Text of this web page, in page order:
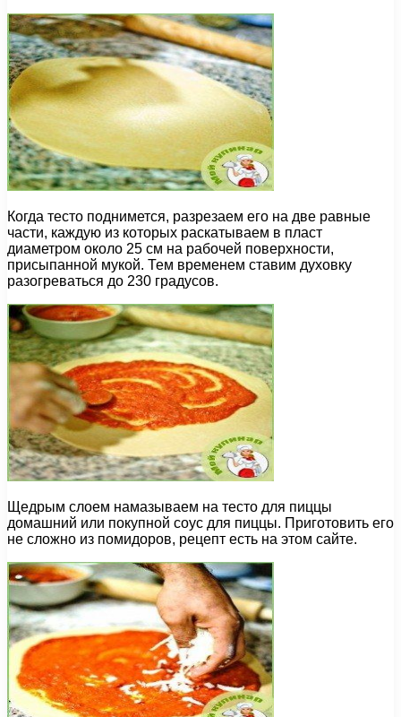
Когда тесто поднимется, разрезаем его на две равные
части, каждую из которых раскатываем в пласт
диаметром около 25 см на рабочей поверхности,
присыпанной мукой. Тем временем ставим духовку
разогреваться до 230 градусов.
Щедрым слоем намазываем на тесто для пиццы
домашний или покупной соус для пиццы. Приготовить его
не сложно из помидоров, рецепт есть на этом сайте.